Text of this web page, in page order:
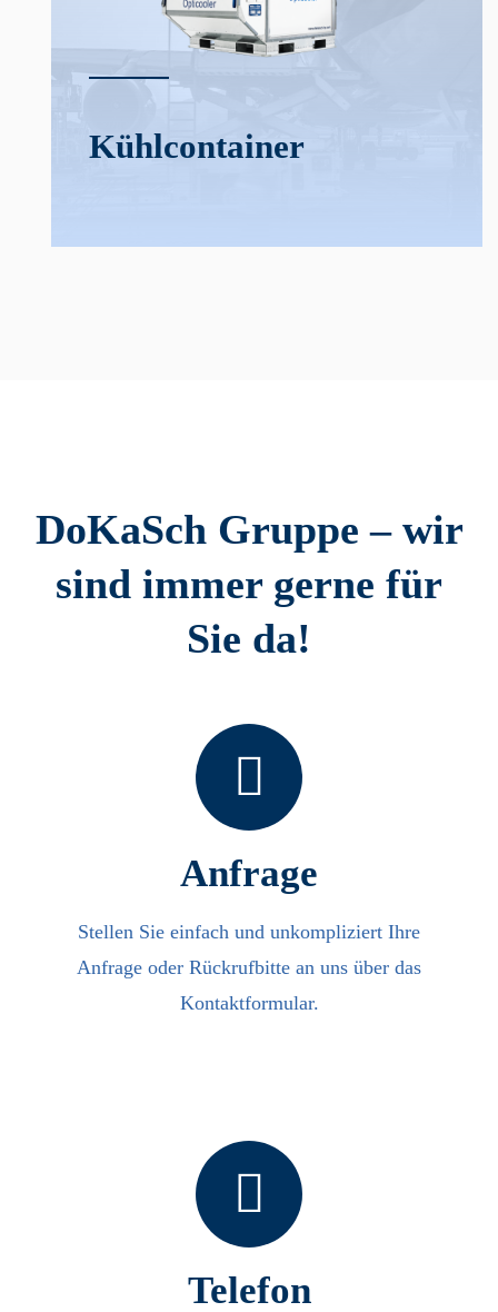
Kühl­­container
DoKaSch Gruppe – wir
sind immer gerne für
Sie da!
Anfrage
Stellen Sie einfach und unkompliziert Ihre
Anfrage oder Rückrufbitte an uns über das
Kontaktformular.
Telefon